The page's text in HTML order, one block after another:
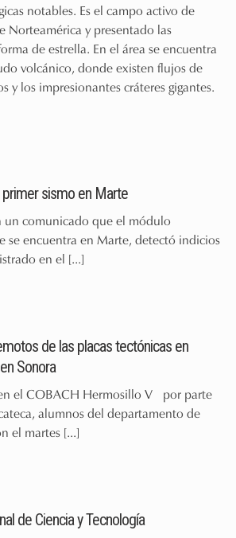
notables. Es el campo activo de
Norteamérica y presentado las
de estrella. En el área se encuentra
volcánico, donde existen flujos de
y los impresionantes cráteres gigantes.
sismo en Marte
un comunicado que el módulo
se encuentra en Marte, detectó indicios
en el [...]
de las placas tectónicas en
Sonora
el COBACH Hermosillo V por parte
alumnos del departamento de
el martes [...]
de Ciencia y Tecnología